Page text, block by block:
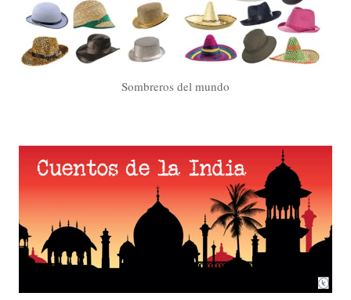
Sombreros del mundo